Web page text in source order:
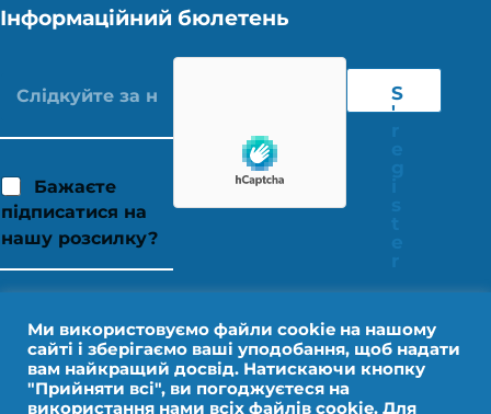
Інформаційний бюлетень
Бажаєте
підписатися на
нашу розсилку?
S
'
Ми використовуємо файли cookie на нашому
сайті і зберігаємо ваші уподобання, щоб надати
вам найкращий досвід. Натискаючи кнопку
"Прийняти всі", ви погоджуєтеся на
використання нами всіх файлів cookie. Для